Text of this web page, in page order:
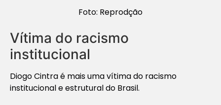
Foto: Reprodção
Vítima do racismo
institucional
Diogo Cintra é mais uma vítima do racismo
institucional e estrutural do Brasil.